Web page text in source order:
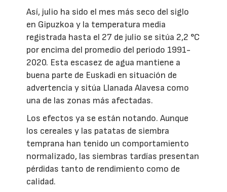
Así, julio ha sido el mes más seco del siglo
en Gipuzkoa y la temperatura media
registrada hasta el 27 de julio se sitúa 2,2 °C
por encima del promedio del periodo 1991-
2020. Esta escasez de agua mantiene a
buena parte de Euskadi en situación de
advertencia y sitúa Llanada Alavesa como
una de las zonas más afectadas.
Los efectos ya se están notando. Aunque
los cereales y las patatas de siembra
temprana han tenido un comportamiento
normalizado, las siembras tardías presentan
pérdidas tanto de rendimiento como de
calidad.